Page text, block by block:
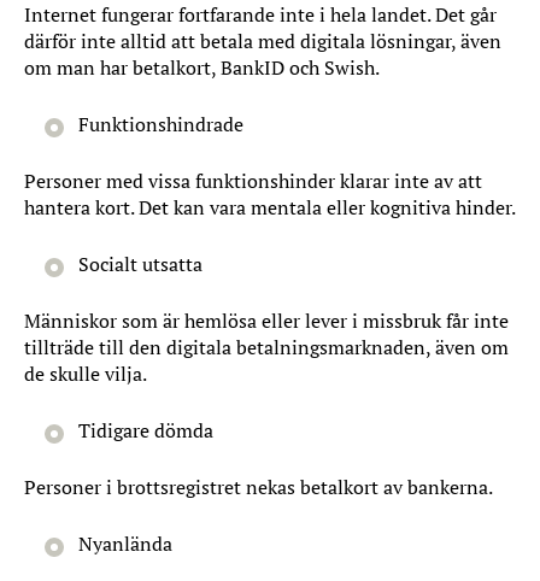
Internet fungerar fortfarande inte i hela landet. Det går
därför inte alltid att betala med digitala lösningar, även
om man har betalkort, BankID och Swish.
Funktionshindrade
Personer med vissa funktionshinder klarar inte av att
hantera kort. Det kan vara mentala eller kognitiva hinder.
Socialt utsatta
Människor som är hemlösa eller lever i missbruk får inte
tillträde till den digitala betalningsmarknaden, även om
de skulle vilja.
Tidigare dömda
Personer i brottsregistret nekas betalkort av bankerna.
Nyanlända